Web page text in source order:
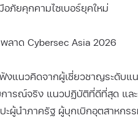
ภัยคุกคามไซเบอร์ยุคใหม่
ลาด Cybersec Asia 2026
งแนวคิดจากผู้เชี่ยวชาญระดับแ
ารณ์จริง แนวปฏิบัติที่ดีที่สุด แล
ะผู้นำภาครัฐ ผู้บุกเบิกอุตสาหกร